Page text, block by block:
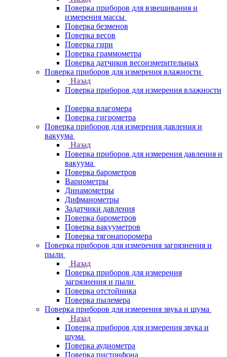
Поверка приборов для взвешивания и
измерения массы
Поверка безменов
Поверка весов
Поверка гири
Поверка граммометра
Поверка датчиков весоизмерительных
Поверка приборов для измерения влажности
Назад
Поверка приборов для измерения влажности
Поверка влагомера
Поверка гигрометра
Поверка приборов для измерения давления и
вакуума
Назад
Поверка приборов для измерения давления и
вакуума
Поверка барометров
Вариометры
Динамометры
Дифманометры
Задатчики давления
Поверка барометров
Поверка вакууметров
Поверка тягонапоромера
Поверка приборов для измерения загрязнения и
пыли
Назад
Поверка приборов для измерения
загрязнения и пыли
Поверка отстойника
Поверка пылемера
Поверка приборов для измерения звука и шума
Назад
Поверка приборов для измерения звука и
шума
Поверка аудиометра
Поверка пистонфона